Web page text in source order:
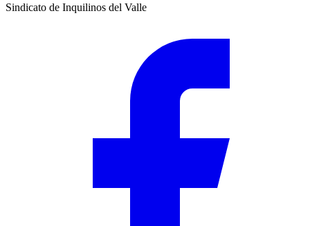
Sindicato de Inquilinos del Valle